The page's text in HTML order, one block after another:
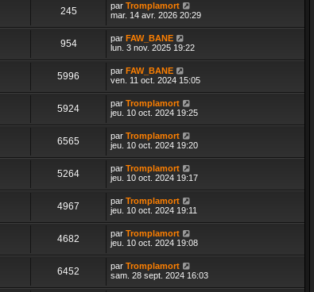
245 par Tromplamort
mar. 14 avr. 2026 20:29
954 par FAW_BANE
lun. 3 nov. 2025 19:22
5996 par FAW_BANE
ven. 11 oct. 2024 15:05
5924 par Tromplamort
jeu. 10 oct. 2024 19:25
6565 par Tromplamort
jeu. 10 oct. 2024 19:20
5264 par Tromplamort
jeu. 10 oct. 2024 19:17
4967 par Tromplamort
jeu. 10 oct. 2024 19:11
4682 par Tromplamort
jeu. 10 oct. 2024 19:08
6452 par Tromplamort
sam. 28 sept. 2024 16:03